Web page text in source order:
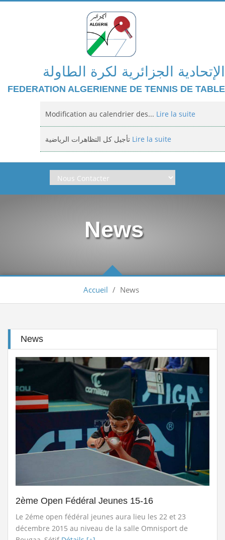
الإتحادية الجزائرية لكرة الطاولة
FEDERATION ALGERIENNE DE TENNIS DE TABLE
Modification au calendrier des... Lire la suite
تأجيل كل التظاهرات الرياضية Lire la suite
Domiciliation des compétitions...Lire la suite
Arbitrage aux compétitions...Lire la suite
إعلانعن فتح تسجيلات لتكوين المدربين
Engagement des arbitres 2025-2026Lire la suite
تسديد حقوق الإنخراط البطولة الوطنية...Lire la suite
منح تكوين بكلية علوم الرياضة...Lire la suite
Classement national seniors dames et...
Lire la
suite
Stage de formation à la faculté des...
Lire la suite
dispositions pratiques 2025-2026...Lire la suite
News
Accueil / News
News
2ème Open Fédéral Jeunes 15-16
Le 2éme open fédéral jeunes aura lieu les 22 et 23
décembre 2015 au niveau de la salle Omnisport de